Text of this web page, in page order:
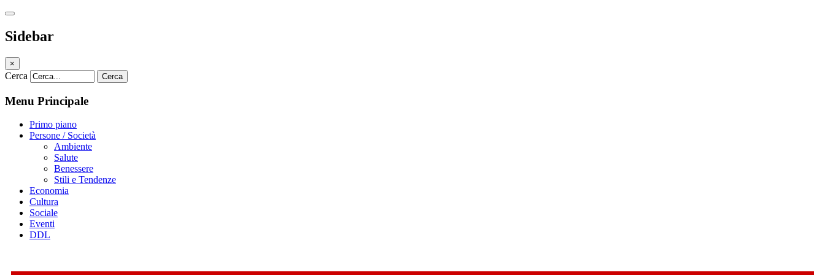
Sidebar
×
Cerca Cerca
Menu Principale
Primo piano
Persone / Società
Ambiente
Salute
Benessere
Stili e Tendenze
Economia
Cultura
Sociale
Eventi
DDL